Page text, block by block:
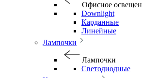
Офисное
Downlight
Карданные
Линейные
Лампочки
Лампочки
Светодиодные